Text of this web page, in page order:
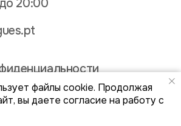
файлы cookie. Продолжая
вы даете согласие на работу с